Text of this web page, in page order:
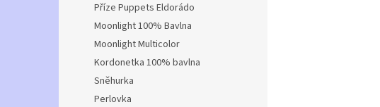
Příze Puppets Eldorádo
Moonlight 100% Bavlna
Moonlight Multicolor
Kordonetka 100% bavlna
Sněhurka
Perlovka